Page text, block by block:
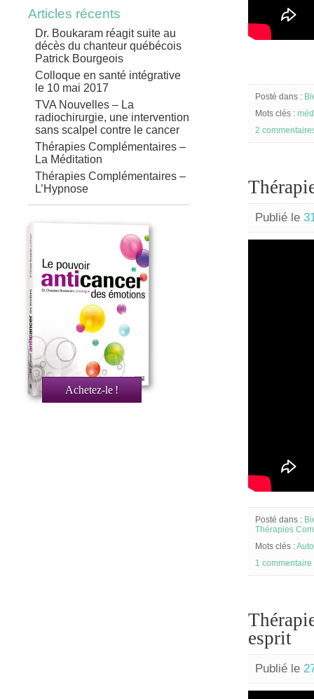
Articles récents
Dr. Boukaram réagit suite au
décès du chanteur québécois
Patrick Bourgeois
Colloque en santé intégrative
le 10 mai 2017
TVA Nouvelles – La
radiochirurgie, une intervention
sans scalpel contre le cancer
Thérapies Complémentaires –
La Méditation
Thérapies Complémentaires –
L’Hypnose
Achetez-le !
Posté dans :
Mots clés :
2
Publié le
Posté dans :
Thérapies
Mots clés :
1 commentaire
esprit
Publié le